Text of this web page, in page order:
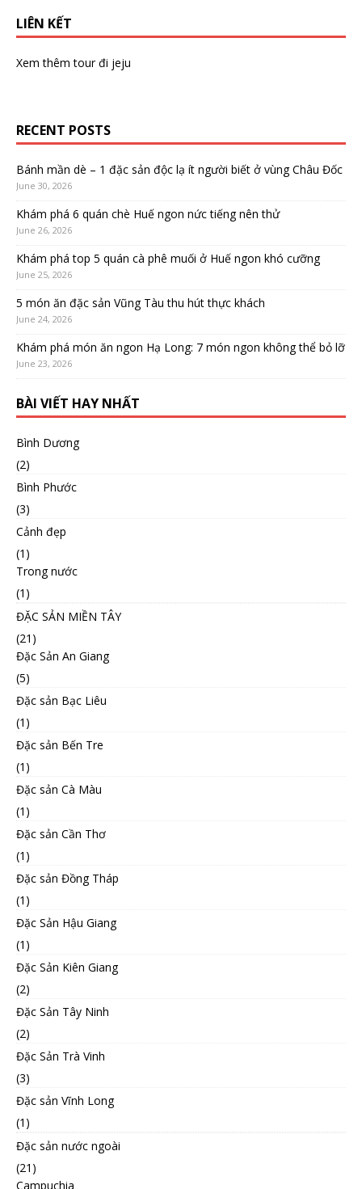
LIÊN KẾT
Xem thêmtour đi jeju
RECENT POSTS
Bánh mần dè – 1 đặc sản độc lạ ít người biết ở vùng Châu Đốc
June 30, 2026
Khám phá 6 quán chè Huế ngon nức tiếng nên thử
June 26, 2026
Khám phá top 5 quán cà phê muối ở Huế ngon khó cưỡng
June 25, 2026
5 món ăn đặc sản Vũng Tàu thu hút thực khách
June 24, 2026
Khám phá món ăn ngon Hạ Long: 7 món ngon không thể bỏ lỡ
June 23, 2026
BÀI VIẾT HAY NHẤT
Bình Dương
(2)
Bình Phước
(3)
Cảnh đẹp
(1)
Trong nước
(1)
ĐẶC SẢN MIỀN TÂY
(21)
Đặc Sản An Giang
(5)
Đặc sản Bạc Liêu
(1)
Đặc sản Bến Tre
(1)
Đặc sản Cà Màu
(1)
Đặc sản Cần Thơ
(1)
Đặc sản Đồng Tháp
(1)
Đặc Sản Hậu Giang
(1)
Đặc Sản Kiên Giang
(2)
Đặc Sản Tây Ninh
(2)
Đặc Sản Trà Vinh
(3)
Đặc sản Vĩnh Long
(1)
Đặc sản nước ngoài
(21)
Campuchia